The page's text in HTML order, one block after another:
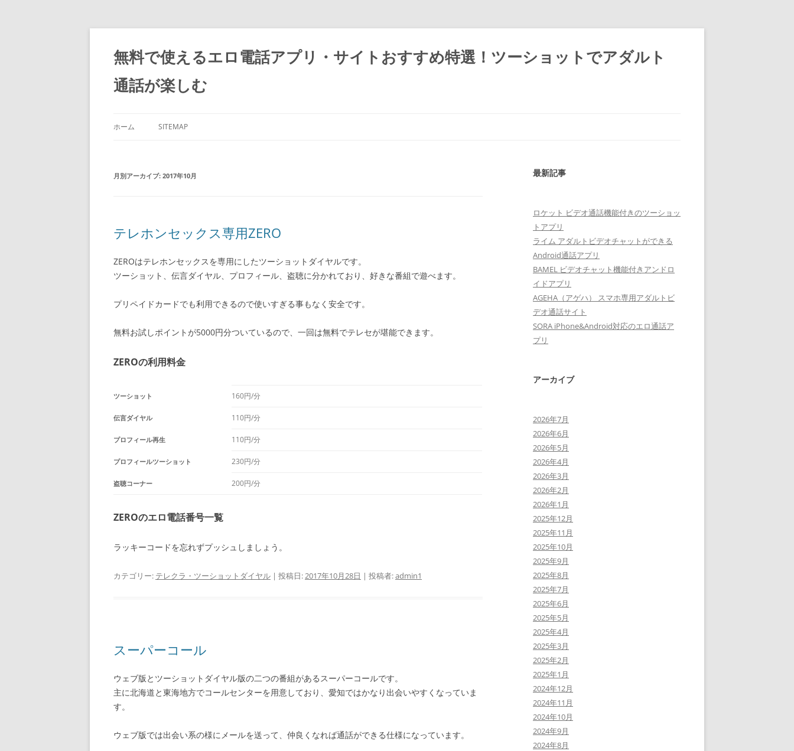
コ
テ
ン
ツ
ス
キ
無料で使えるエロ電話アプリ・サイトおすすめ特選！ツーショットでアダルト
通話が楽しむ
ホーム SITEMAP
月別アーカイブ: 2017年10月
テレホンセックス専用ZERO
ZEROはテレホンセックスを専用にしたツーショットダイヤルです。
ツーショット、伝言ダイヤル、プロフィール、盗聴に分かれており、好きな番組で遊べます。
プリペイドカードでも利用できるので使いすぎる事もなく安全です。
無料お試しポイントが5000円分ついているので、一回は無料でテレセが堪能できます。
ZEROの利用料金
ツーショット 160円/分
伝言ダイヤル 110円/分
プロフィール再生 110円/分
プロフィールツーショット 230円/分
盗聴コーナー 200円/分
ZEROのエロ電話番号一覧
ラッキーコードを忘れずプッシュしましょう。
カテゴリー: テレクラ・ツーショットダイヤル | 投稿日:2017年10月28日 | 投稿者:admin1
スーパーコール
ウェブ版とツーショットダイヤル版の二つの番組があるスーパーコールです。
主に北海道と東海地方でコールセンターを用意しており、愛知ではかなり出会いやすくなっていま
す。
ウェブ版では出会い系の様にメールを送って、仲良くなれば通話ができる仕様になっています。
最新記事
ロケット ビデオ通話機能付きのツーショッ
トアプリ
ライム アダルトビデオチャットができる
Android通話アプリ
BAMEL ビデオチャット機能付きアンドロ
イドアプリ
AGEHA（アゲハ） スマホ専用アダルトビ
デオ通話サイト
SORA iPhone&Android対応のエロ通話ア
プリ
アーカイブ
2026年7月
2026年6月
2026年5月
2026年4月
2026年3月
2026年2月
2026年1月
2025年12月
2025年11月
2025年10月
2025年9月
2025年8月
2025年7月
2025年6月
2025年5月
2025年4月
2025年3月
2025年2月
2025年1月
2024年12月
2024年11月
2024年10月
2024年9月
2024年8月